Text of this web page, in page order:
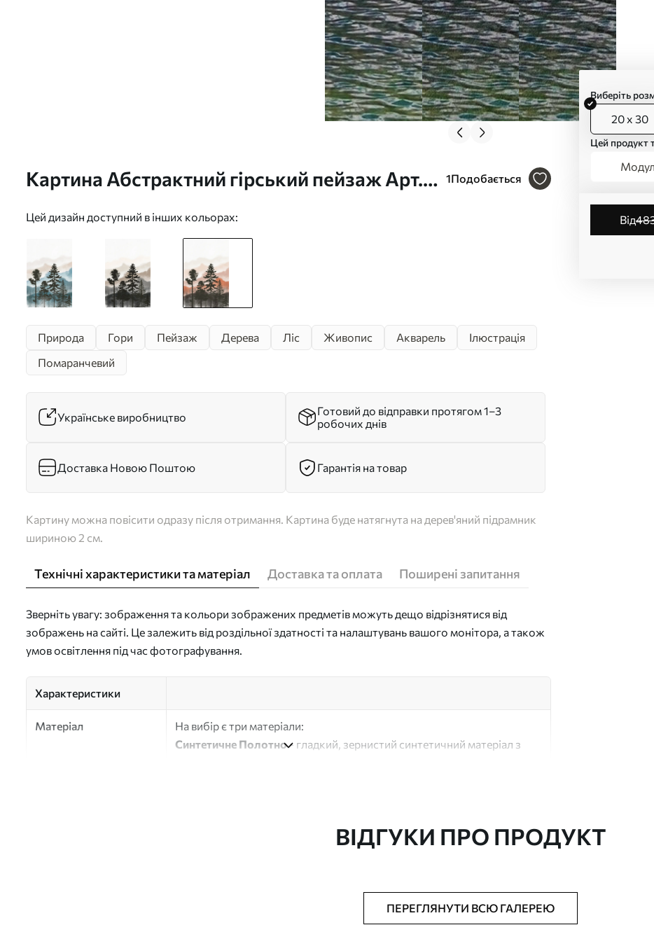
Картина Абстрактний гірський пейзаж Арт.
1Подобається
Цей дизайн доступний в інших кольорах:
Виберіть
20 x 30
Цей продукт
від
Природа Гори Пейзаж Дерева Ліс Живопис Акварель
Ілюстрація
Помаранчевий
Українське виробництво
Готовий до відправки протягом 1–3
робочих днів
Доставка Новою Поштою Гарантія на товар
Картину можна повісити одразу після отримання. Картина буде натягнута на дерев'яний підрамник
шириною 2 см.
Технічні характеристики та матеріал Доставка та оплата Поширені запитання
Зверніть увагу: зображення та кольори зображених предметів можуть дещо відрізнятися від
зображень на сайті. Це залежить від роздільної здатності та налаштувань вашого монітора, а також
умов освітлення під час фотографування.
Характеристики
Матеріал
На вибір є три матеріали:
Синтетичне Полотно- гладкий, зернистий синтетичний матеріал з
ВІДГУКИ ПРО ПРОДУКТ
ПЕРЕГЛЯНУТИ ВСЮ ГАЛЕРЕЮ